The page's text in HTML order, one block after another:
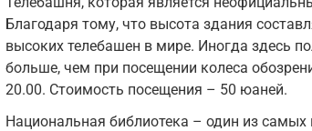
Благодаря тому, что высота здания
высоких телебашен в мире. Иногда здесь
больше, чем при посещении колеса
20.00. Стоимость посещения – 50 юаней.
Национальная библиотека – один из